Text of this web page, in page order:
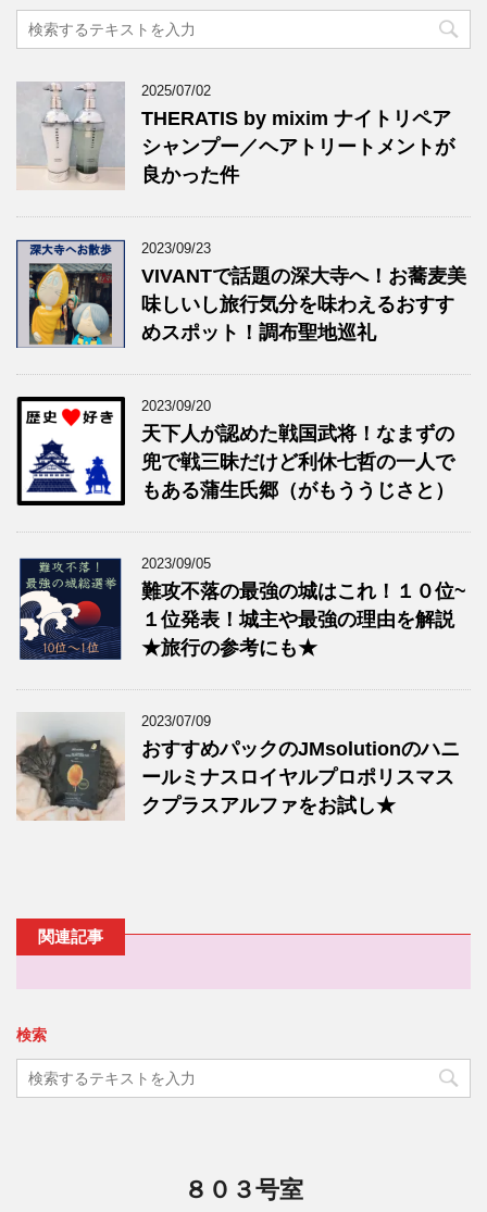
2025/07/02
THERATIS by mixim ナイトリペア
シャンプー／ヘアトリートメントが
良かった件
2023/09/23
VIVANTで話題の深大寺へ！お蕎麦美
味しいし旅行気分を味わえるおすす
めスポット！調布聖地巡礼
2023/09/20
天下人が認めた戦国武将！なまずの
兜で戦三昧だけど利休七哲の一人で
もある蒲生氏郷（がもううじさと）
2023/09/05
難攻不落の最強の城はこれ！１０位~
１位発表！城主や最強の理由を解説
★旅行の参考にも★
2023/07/09
おすすめパックのJMsolutionのハニ
ールミナスロイヤルプロポリスマス
クプラスアルファをお試し★
関連記事
検索
８０３号室